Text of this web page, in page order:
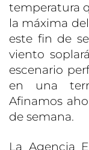
temperatura
la máxima
este fin de
viento
escenario
en una
Afinamos
de semana.
La Agencia